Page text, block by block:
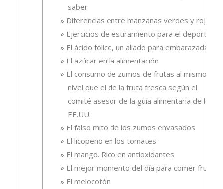
saber
Diferencias entre manzanas verdes y rojas
Ejercicios de estiramiento para el deporte
El ácido fólico, un aliado para embarazadas.
El azúcar en la alimentación
El consumo de zumos de frutas al mismo
nivel que el de la fruta fresca según el
comité asesor de la guía alimentaria de los
EE.UU.
El falso mito de los zumos envasados
El licopeno en los tomates
El mango. Rico en antioxidantes
El mejor momento del día para comer fruta
El melocotón